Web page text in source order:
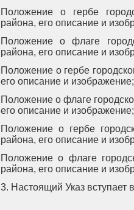
Положение о гербе
района, его описание и
Положение о флаге
района, его описание и
Положение о гербе
его описание и изображение;
Положение о флаге
его описание и изображение;
Положение о гербе
района, его описание и
Положение о флаге
района, его описание и
3. Настоящий Указ вступает